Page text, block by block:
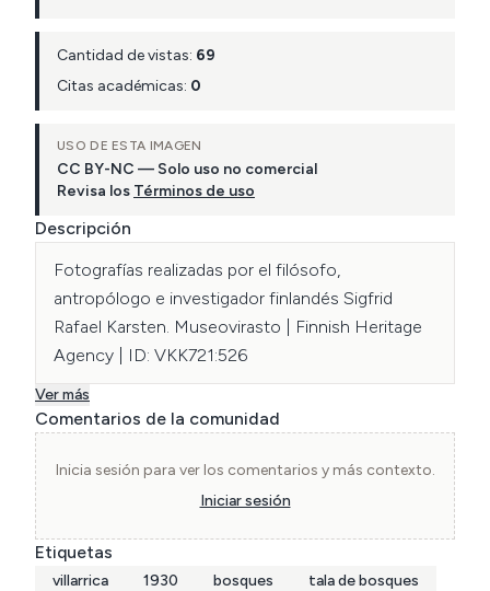
Cantidad de vistas: 69
Citas académicas: 0
USO DE ESTA IMAGEN
CC BY-NC — Solo uso no comercial
Revisa los Términos de uso
Descripción
Fotografías realizadas por el filósofo,
antropólogo e investigador finlandés Sigfrid
Rafael Karsten. Museovirasto | Finnish Heritage
Agency | ID: VKK721:526
Ver más
Comentarios de la comunidad
Inicia sesión para ver los comentarios y más contexto.
Iniciar sesión
Etiquetas
villarrica 1930 bosques tala de bosques